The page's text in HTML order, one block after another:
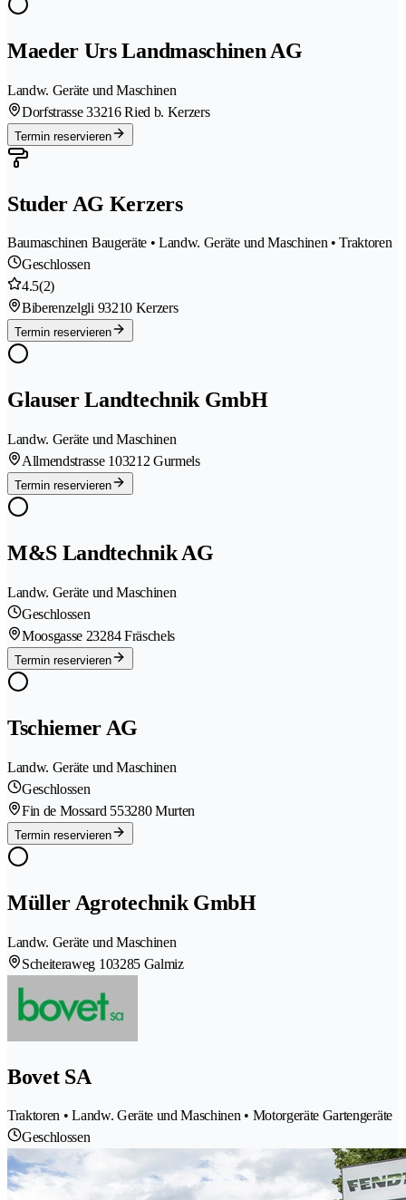
Maeder Urs Landmaschinen AG
Landw. Geräte und Maschinen
Dorfstrasse 33216 Ried b. Kerzers
Termin reservieren
Studer AG Kerzers
Baumaschinen Baugeräte • Landw. Geräte und Maschinen • Traktoren
Geschlossen
4.5(2)
Biberenzelgli 93210 Kerzers
Termin reservieren
Glauser Landtechnik GmbH
Landw. Geräte und Maschinen
Allmendstrasse 103212 Gurmels
Termin reservieren
M&S Landtechnik AG
Landw. Geräte und Maschinen
Geschlossen
Moosgasse 23284 Fräschels
Termin reservieren
Tschiemer AG
Landw. Geräte und Maschinen
Geschlossen
Fin de Mossard 553280 Murten
Termin reservieren
Müller Agrotechnik GmbH
Landw. Geräte und Maschinen
Scheiteraweg 103285 Galmiz
Bovet SA
Traktoren • Landw. Geräte und Maschinen • Motorgeräte Gartengeräte
Geschlossen